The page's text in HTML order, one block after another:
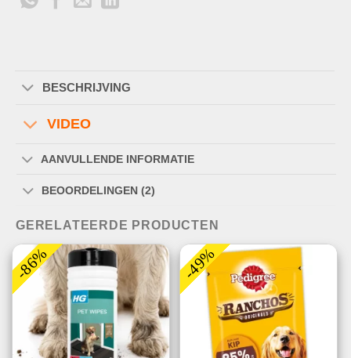
BESCHRIJVING
VIDEO
AANVULLENDE INFORMATIE
BEOORDELINGEN (2)
GERELATEERDE PRODUCTEN
-86% -49%